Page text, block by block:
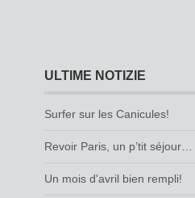
ULTIME NOTIZIE
Surfer sur les Canicules!
Revoir Paris, un p’tit séjour…
Un mois d'avril bien rempli!